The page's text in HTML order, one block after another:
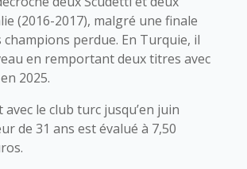
(2016-2017), malgré une finale
champions perdue. En Turquie, il
en remportant deux titres avec
2025.
le club turc jusqu’en juin
de 31 ans est évalué à 7,50